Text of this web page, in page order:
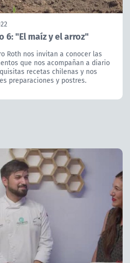
6: "El maíz y el arroz"
Roth nos invitan a conocer las
que nos acompañan a diario
recetas chilenas y nos
preparaciones y postres.